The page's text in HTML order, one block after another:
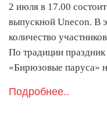
2 июля в 17.00
выпускной Unecon. В
количество
По традиции
«Бирюзовые паруса»
Подробнее..